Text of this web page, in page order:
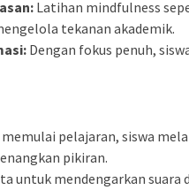
Latihan mindfulness
tekanan akademik.
Dengan fokus penuh,
pelajaran, siswa
pikiran.
untuk mendengarkan suara